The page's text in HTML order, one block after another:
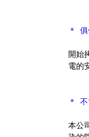
＊
開始
電的
＊
本公